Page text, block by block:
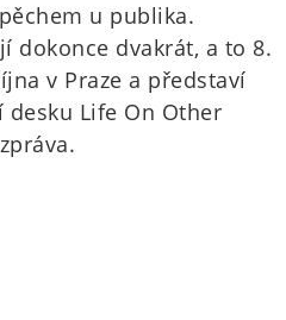
u publika.
dokonce dvakrát, a to 8.
v Praze a představí
Life On Other